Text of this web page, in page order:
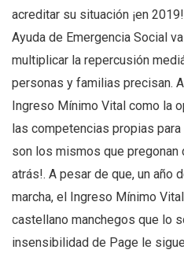
acreditar su situación ¡en
Ayuda de Emergencia Social
multiplicar la repercusión
personas y familias precisan.
Ingreso Mínimo Vital como la
las competencias propias
son los mismos que pregonan
atrás!. A pesar de que, un año
marcha, el Ingreso Mínimo
castellano manchegos que lo
insensibilidad de Page le